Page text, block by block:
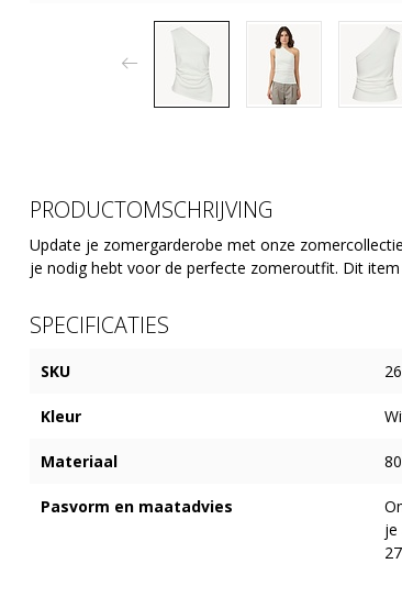
PRODUCTOMSCHRIJVING
Update je zomergarderobe met onze
je nodig hebt voor de perfecte zomeroutfit. Dit
SPECIFICATIES
SKU
Kleur
Materiaal
Pasvorm en maatadvies
je